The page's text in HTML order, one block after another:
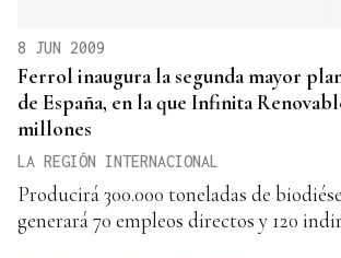
8 JUN 2009
Ferrol inaugura la segunda mayor
de España, en la que Infinita
millones
LA REGIÓN INTERNACIONAL
Producirá 300.000 toneladas de
generará 70 empleos directos y 120